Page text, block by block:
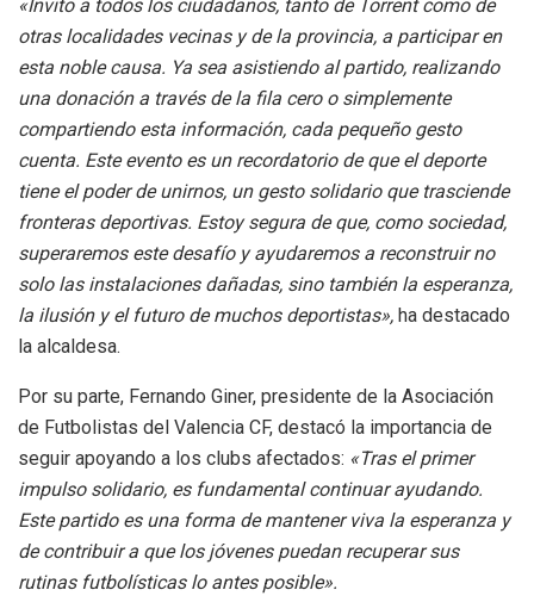
«Invito a todos los ciudadanos, tanto de Torrent como de
otras localidades vecinas y de la provincia, a participar en
esta noble causa. Ya sea asistiendo al partido, realizando
una donación a través de la fila cero o simplemente
compartiendo esta información, cada pequeño gesto
cuenta. Este evento es un recordatorio de que el deporte
tiene el poder de unirnos, un gesto solidario que trasciende
fronteras deportivas. Estoy segura de que, como sociedad,
superaremos este desafío y ayudaremos a reconstruir no
solo las instalaciones dañadas, sino también la esperanza,
la ilusión y el futuro de muchos deportistas», ha destacado
la alcaldesa.
Por su parte, Fernando Giner, presidente de la Asociación
de Futbolistas del Valencia CF, destacó la importancia de
seguir apoyando a los clubs afectados: «Tras el primer
impulso solidario, es fundamental continuar ayudando.
Este partido es una forma de mantener viva la esperanza y
de contribuir a que los jóvenes puedan recuperar sus
rutinas futbolísticas lo antes posible».